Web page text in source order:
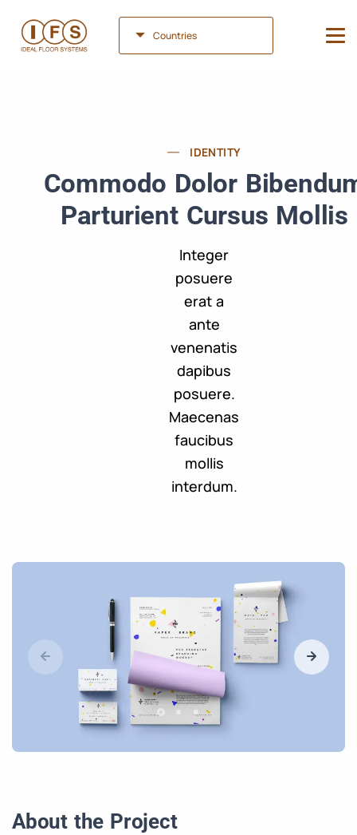
Countries
IDENTITY
Commodo Dolor
Parturient Cursus Mollis
Integer
posuere
erat a
ante
venenatis
dapibus
posuere.
Maecenas
faucibus
mollis
interdum.
About the Project